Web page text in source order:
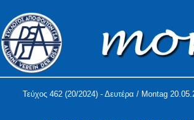
Τεύχος 462 (20/2024) - Δευτέρα / Montag